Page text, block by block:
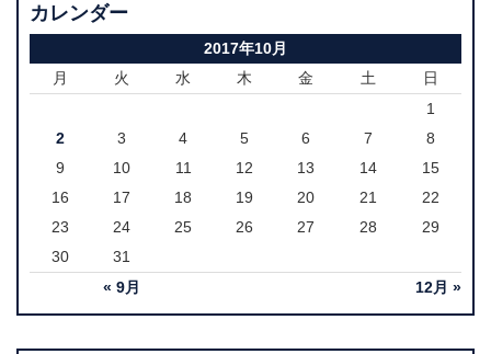
カレンダー
2017年10月
月
火 水 木 金 土 日
« 9月 12月 »
1
2
3 4 5 6 7
8
9
10 11 12 13 14
15
16
17 18 19 20 21
22
23
24 25 26 27 28
29
30
31